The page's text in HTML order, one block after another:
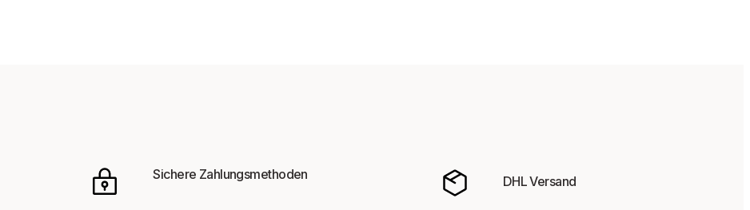
Sichere Zahlungsmethoden DHL Versand